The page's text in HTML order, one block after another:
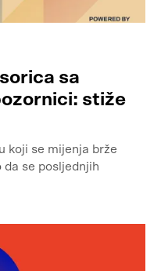
sa
stiže
koji se mijenja brže
da se posljednjih